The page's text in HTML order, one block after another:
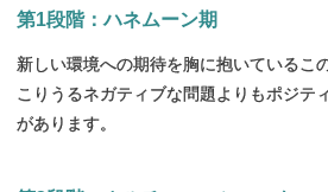
第1段階：ハネムーン期
新しい環境への期待を胸に抱いているこ
こりうるネガティブな問題よりもポジテ
があります。